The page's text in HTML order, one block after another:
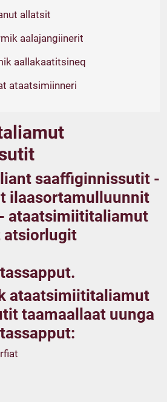
allatsit
aalajangiinerit
aallakaatitsineq
ataatsimiinneri
saaffiginnissutit -
ilaasortamulluunnit
ataatsimiititaliamut
atsiorlugit
ataatsimiititaliamut
taamaallaat uunga